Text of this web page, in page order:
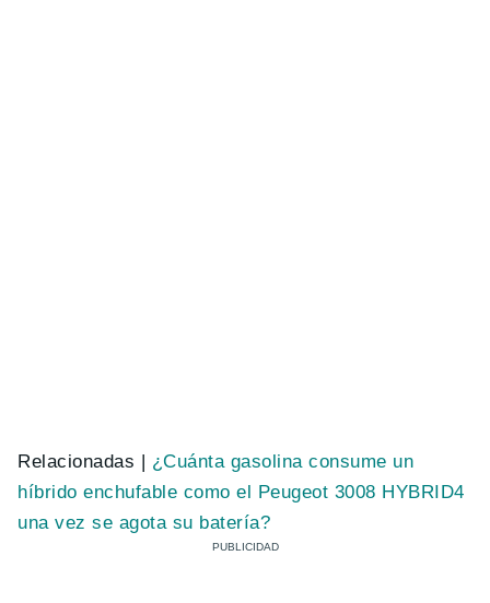
Relacionadas | ¿Cuánta gasolina consume un
híbrido enchufable como el Peugeot 3008 HYBRID4
una vez se agota su batería?